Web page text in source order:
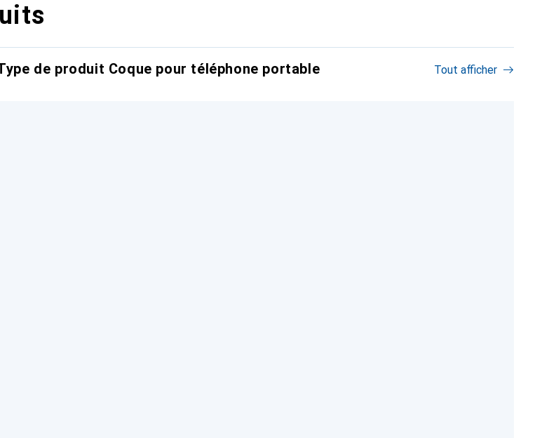
de produit Coque pour téléphone portable Tout afficher